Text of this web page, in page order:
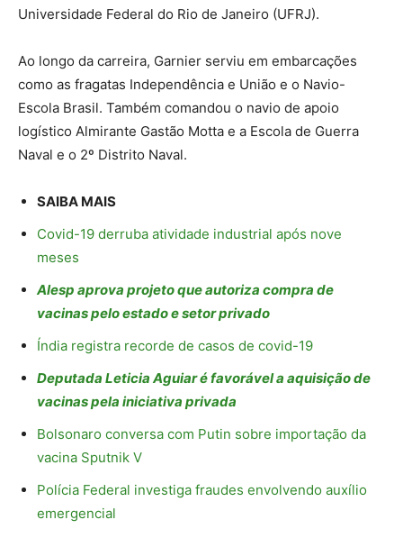
Universidade Federal do Rio de Janeiro (UFRJ).
Ao longo da carreira, Garnier serviu em embarcações
como as fragatas Independência e União e o Navio-
Escola Brasil. Também comandou o navio de apoio
logístico Almirante Gastão Motta e a Escola de Guerra
Naval e o 2º Distrito Naval.
SAIBA MAIS
Covid-19 derruba atividade industrial após nove
meses
Alesp aprova projeto que autoriza compra de
vacinas pelo estado e setor privado
Índia registra recorde de casos de covid-19
Deputada Leticia Aguiar é favorável a aquisição de
vacinas pela iniciativa privada
Bolsonaro conversa com Putin sobre importação da
vacina Sputnik V
Polícia Federal investiga fraudes envolvendo auxílio
emergencial